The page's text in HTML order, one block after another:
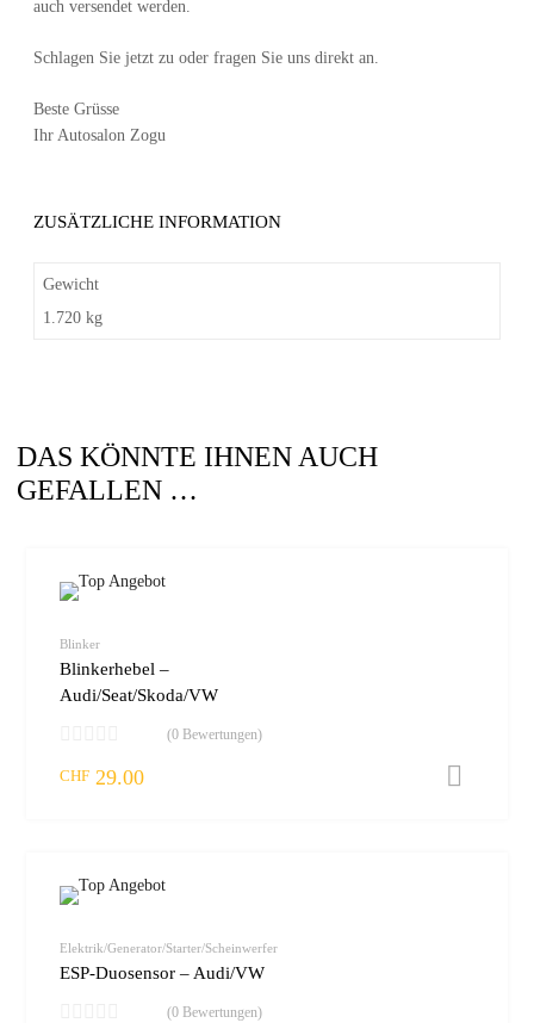
auch versendet werden.
Schlagen Sie jetzt zu oder fragen Sie uns direkt an.
Beste Grüsse
Ihr Autosalon Zogu
ZUSÄTZLICHE INFORMATION
Gewicht
1.720 kg
DAS KÖNNTE IHNEN AUCH
GEFALLEN …
Blinker
Blinkerhebel –
Audi/Seat/Skoda/VW
(0 Bewertungen)
CHF 29.00
Elektrik/Generator/Starter/Scheinwerfer
ESP-Duosensor – Audi/VW
(0 Bewertungen)